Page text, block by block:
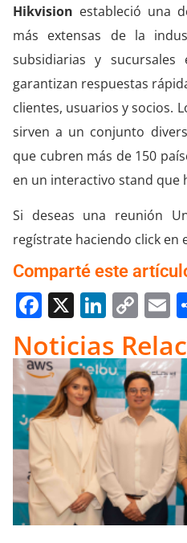
Hikvision estableció una
más extensas de la
subsidiarias y
garantizan respuestas
clientes, usuarios y socios.
sirven a un conjunto
que cubren más de 150
en un interactivo stand que
Si deseas una reunión
regístrate haciendo click en
Comparté este
Facebook
X
Link
Noticias